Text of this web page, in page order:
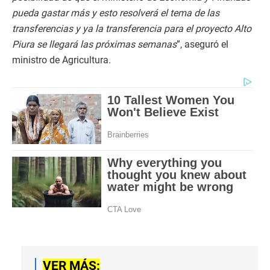
pueda gastar más y esto resolverá el tema de las
transferencias y ya la transferencia para el proyecto Alto
Piura se llegará las próximas semanas”, aseguró el
ministro de Agricultura.
VER MÁS: